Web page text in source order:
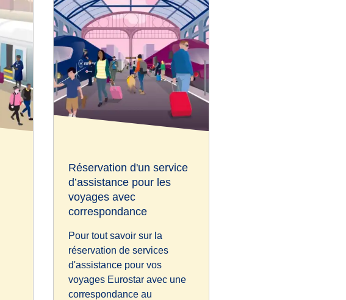
Réservation d'un service
d’assistance pour les
voyages avec
correspondance
Pour tout savoir sur la
réservation de services
d'assistance pour vos
voyages Eurostar avec une
correspondance au